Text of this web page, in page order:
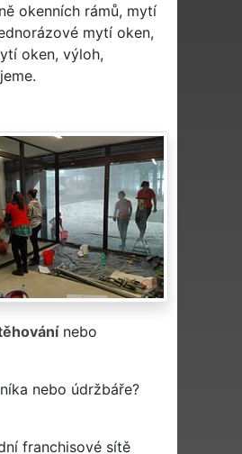
okenních rámů, mytí
mytí oken,
oken, výloh,
nebo
nebo údržbáře?
franchisové sítě